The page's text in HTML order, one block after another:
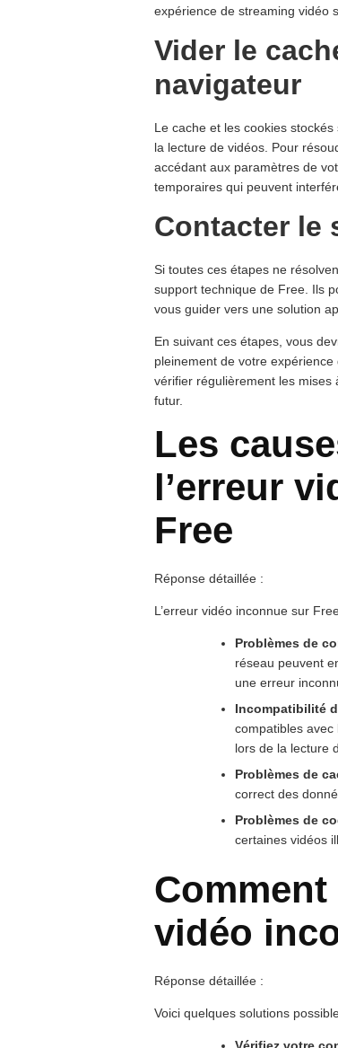
expérience de streaming vidéo
Vider le
navigateur
Le cache et les cookies
la lecture de vidéos. Pour
accédant aux paramètres de
temporaires qui peuvent
Contacter le
Si toutes ces étapes ne
support technique de Free. Ils
vous guider vers une solution
En suivant ces étapes, vous
pleinement de votre
vérifier régulièrement les
futur.
Les
l’erreur
Free
Réponse détaillée :
L’erreur vidéo inconnue sur
Problèmes de
réseau peuvent
une erreur
Incompatibilité
compatibles
lors de la lecture
Problèmes de
correct des
Problèmes de
certaines vidéos
Comment
vidéo
Réponse détaillée :
Voici quelques solutions